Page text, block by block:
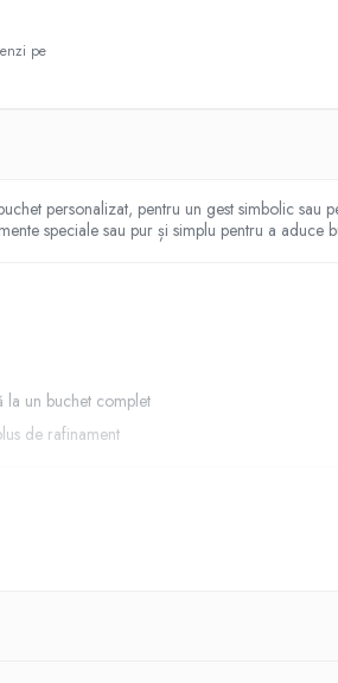
pe
personalizat, pentru un gest simbolic
speciale sau pur și simplu pentru a aduce
un buchet complet
de rafinament
directe ale soarelui